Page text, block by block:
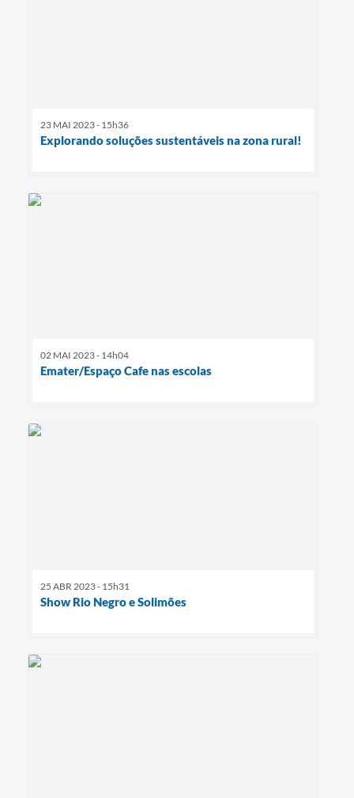
23 MAI 2023 - 15h36
Explorando soluções sustentáveis na zona rural!
02 MAI 2023 - 14h04
Emater/Espaço Cafe nas escolas
25 ABR 2023 - 15h31
Show Rio Negro e Solimões